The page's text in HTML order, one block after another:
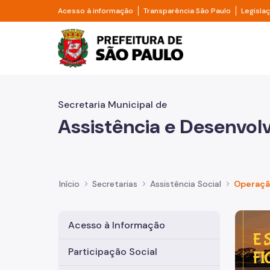
Pular para o Conteúdo principal
Acesso à informação Divisor de acesso à informação
Transparência São Paulo Divisor
Prefeitura de São
Secretaria Municipal de
Assistência e
Início Secretarias Assistência Social
Acesso à Informação
Participação Social